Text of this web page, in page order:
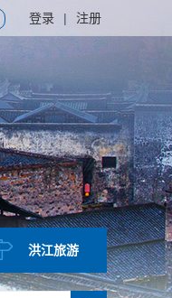
登录 | 注册
洪江旅游